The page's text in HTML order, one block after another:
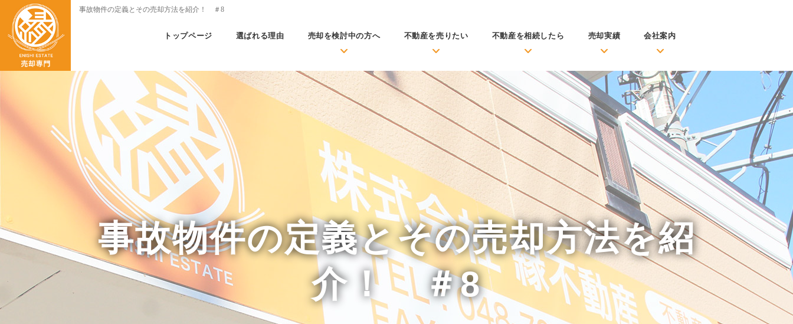
事故物件の定義とその売却方法を紹介！ ＃8
トップページ 選ばれる理由 売却を検討中の方へ 不動産を売りたい 不動産を相続したら 売却実績 会社案内
事故物件の定義とその売却方法を紹
介！ ＃8